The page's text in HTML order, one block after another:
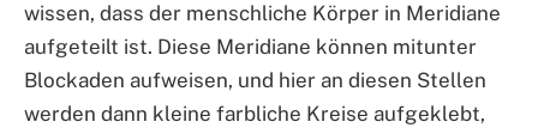
wissen, dass der menschliche Körper in Meridiane
aufgeteilt ist. Diese Meridiane können mitunter
Blockaden aufweisen, und hier an diesen Stellen
werden dann kleine farbliche Kreise aufgeklebt,